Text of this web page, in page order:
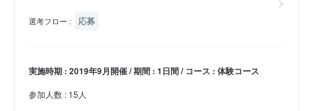
選考フロー : 応募
実施時期 : 2019年9月開催 / 期間 : 1日間 / コース : 体験コース
参加人数 : 15人